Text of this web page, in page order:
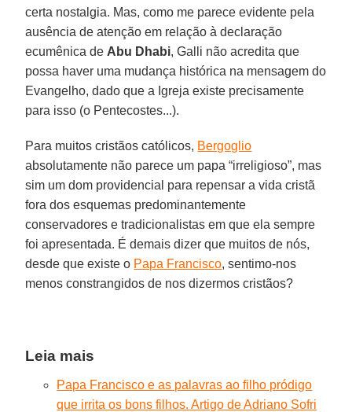
certa nostalgia. Mas, como me parece evidente pela
ausência de atenção em relação à declaração
ecumênica de Abu Dhabi, Galli não acredita que
possa haver uma mudança histórica na mensagem do
Evangelho, dado que a Igreja existe precisamente
para isso (o Pentecostes...).
Para muitos cristãos católicos, Bergoglio
absolutamente não parece um papa “irreligioso”, mas
sim um dom providencial para repensar a vida cristã
fora dos esquemas predominantemente
conservadores e tradicionalistas em que ela sempre
foi apresentada. É demais dizer que muitos de nós,
desde que existe o Papa Francisco, sentimo-nos
menos constrangidos de nos dizermos cristãos?
Leia mais
Papa Francisco e as palavras ao filho pródigo
que irrita os bons filhos. Artigo de Adriano Sofri